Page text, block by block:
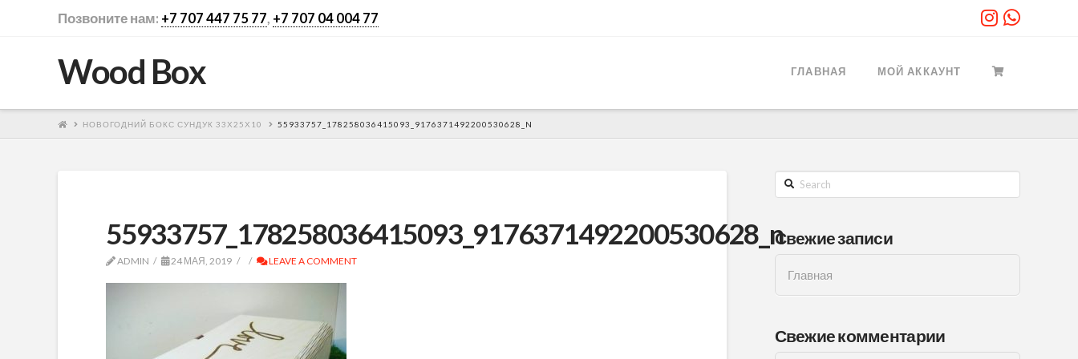
Позвоните нам: +7 707 447 75 77, +7 707 04 004 77
Wood Box ГЛАВНАЯ МОЙ АККАУНТ
НОВОГОДНИЙ БОКС СУНДУК 33Х25Х10 55933757_178258036415093_9176371492200530628_N
55933757_178258036415093_9176371492200530628_n
ADMIN 24 МАЯ, 2019 LEAVE A COMMENT
Search
Свежие записи
Главная
Свежие комментарии